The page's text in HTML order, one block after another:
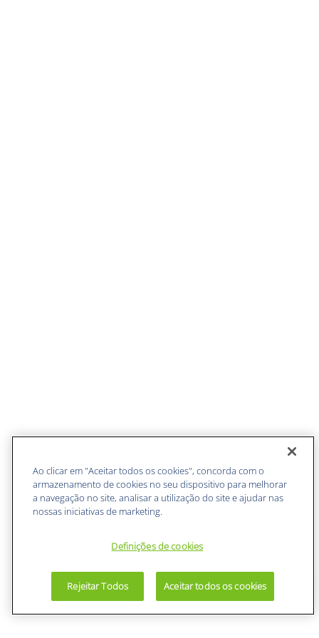
Ao clicar em "Aceitar todos os cookies", concorda com o
armazenamento de cookies no seu dispositivo para melhorar
a navegação no site, analisar a utilização do site e ajudar nas
nossas iniciativas de marketing.
Definições de cookies
Rejeitar Todos Aceitar todos os cookies